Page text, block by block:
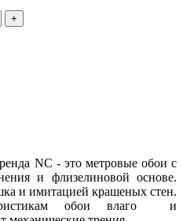
+
NC - это метровые обои с
и флизелиновой основе.
и имитацией крашеных стен.
обои влаго и